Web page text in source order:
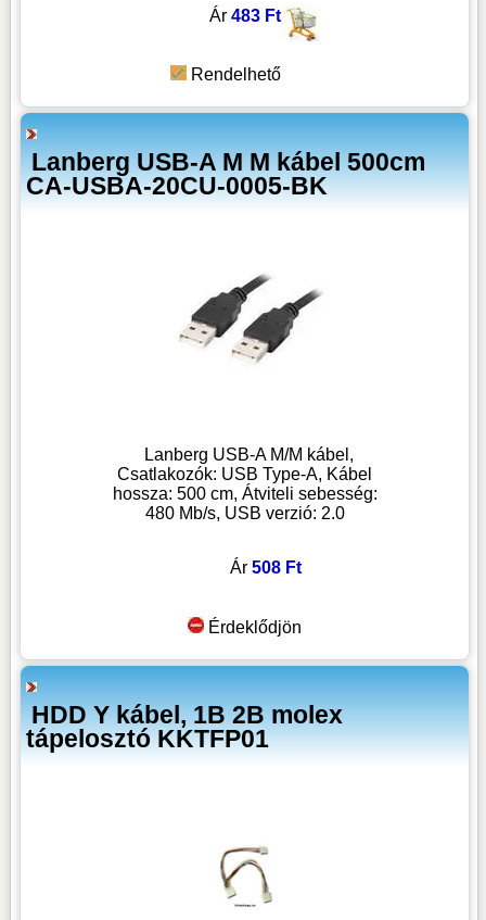
Ár 483 Ft
Rendelhető
Lanberg USB-A M M kábel 500cm
CA-USBA-20CU-0005-BK
Lanberg USB-A M/M kábel,
Csatlakozók: USB Type-A, Kábel
hossza: 500 cm, Átviteli sebesség:
480 Mb/s, USB verzió: 2.0
Ár508 Ft
Érdeklődjön
HDD Y kábel, 1B 2B molex
tápelosztó KKTFP01